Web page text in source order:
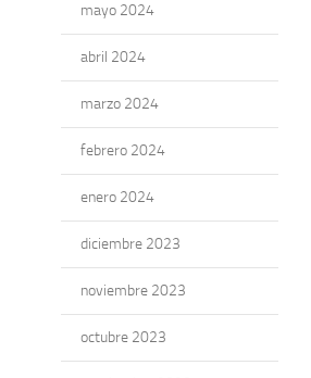
mayo 2024
abril 2024
marzo 2024
febrero 2024
enero 2024
diciembre 2023
noviembre 2023
octubre 2023